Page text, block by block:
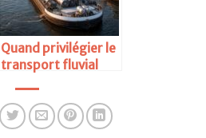
Quand privilégier le
transport fluvial
lourdes